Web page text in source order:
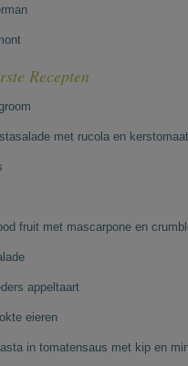
Recepten
met rucola en kerstomaat
fruit met mascarpone en
appeltaart
eieren
in tomatensaus met kip en